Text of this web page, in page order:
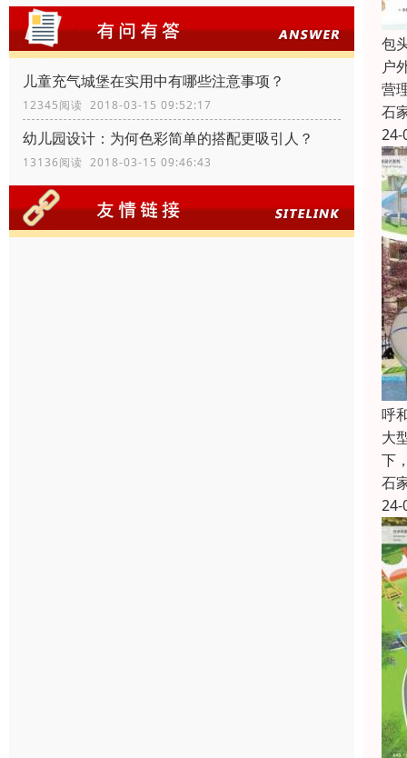
儿童充气城堡在实用中有哪些注意事项？
12345阅读 2018-03-15 09:52:17
幼儿园设计：为何色彩简单的搭配更吸引人？
13136阅读 2018-03-15 09:46:43
包
户
营
石
24-
呼
大
下
石
24-